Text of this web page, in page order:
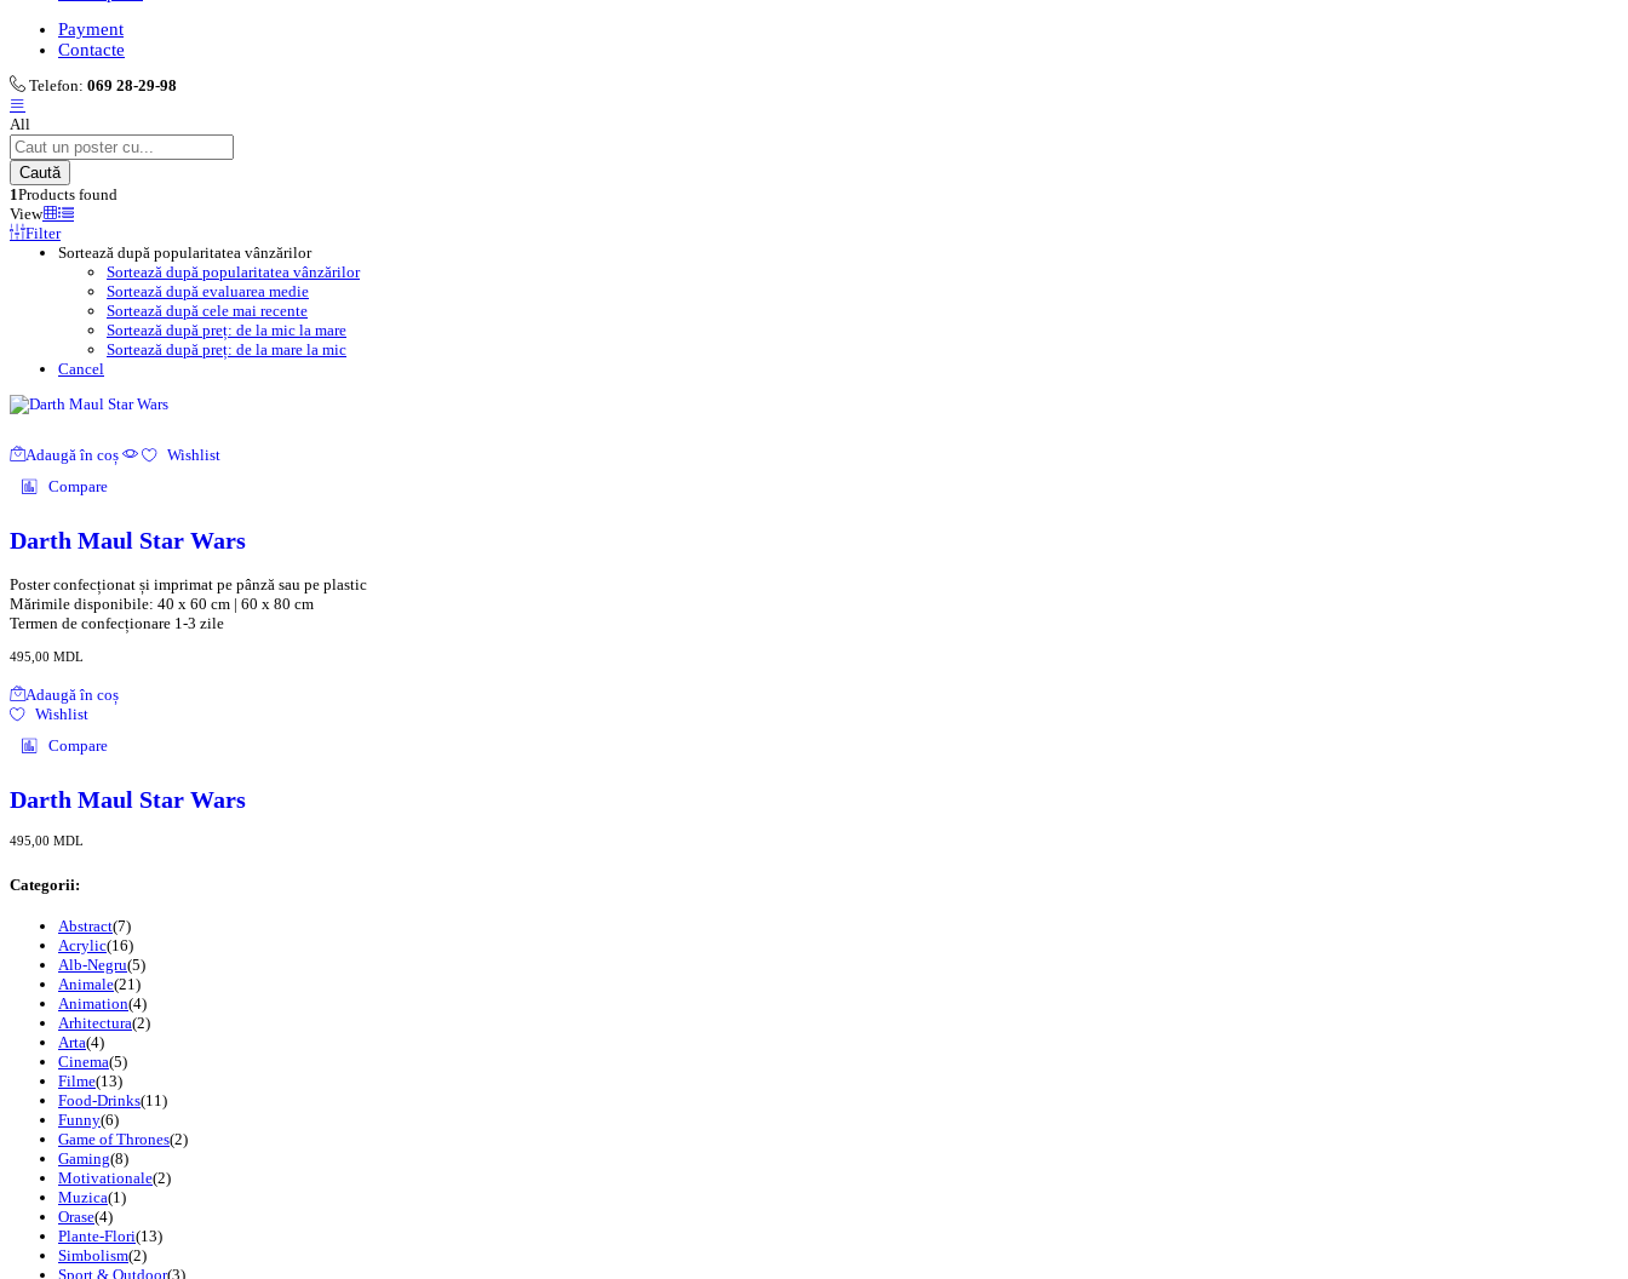
Payment
Contacte
Telefon: 069 28-29-98
All
Caută
1Products found
View
Filter
Sortează după popularitatea vânzărilor
Sortează după popularitatea vânzărilor
Sortează după evaluarea medie
Sortează după cele mai recente
Sortează după preț: de la mic la mare
Sortează după preț: de la mare la mic
Cancel
Adaugă în coș
Wishlist
Compare
Darth Maul Star Wars
Poster confecționat și imprimat pe pânză sau pe plastic
Mărimile disponibile: 40 x 60 cm | 60 x 80 cm
Termen de confecționare 1-3 zile
495,00 MDL
Adaugă în coș
Wishlist
Compare
Darth Maul Star Wars
495,00 MDL
Categorii:
Abstract(7)
Acrylic(16)
Alb-Negru(5)
Animale(21)
Animation(4)
Arhitectura(2)
Arta(4)
Cinema(5)
Filme(13)
Food-Drinks(11)
Funny(6)
Game of Thrones(2)
Gaming(8)
Motivationale(2)
Muzica(1)
Orase(4)
Plante-Flori(13)
Simbolism(2)
Sport & Outdoor(3)